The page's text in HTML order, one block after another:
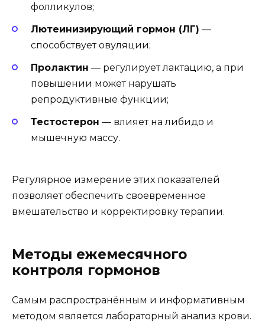
фолликулов;
Лютеинизирующий гормон (ЛГ) —
способствует овуляции;
Пролактин — регулирует лактацию, а при
повышении может нарушать
репродуктивные функции;
Тестостерон — влияет на либидо и
мышечную массу.
Регулярное измерение этих показателей
позволяет обеспечить своевременное
вмешательство и корректировку терапии.
Методы ежемесячного
контроля гормонов
Самым распространённым и информативным
методом является лабораторный анализ крови.